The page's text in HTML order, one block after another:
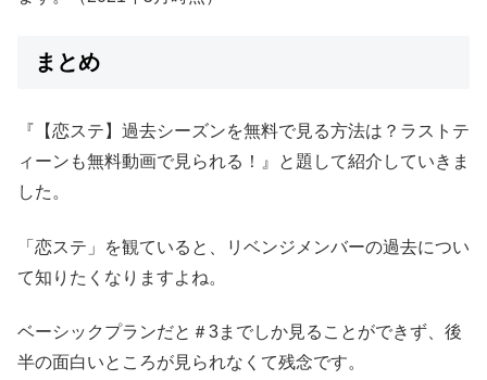
まとめ
『【恋ステ】過去シーズンを無料で見る方法は？ラストテ
ィーンも無料動画で見られる！』と題して紹介していきま
した。
「恋ステ」を観ていると、リベンジメンバーの過去につい
て知りたくなりますよね。
ベーシックプランだと＃3までしか見ることができず、後
半の面白いところが見られなくて残念です。